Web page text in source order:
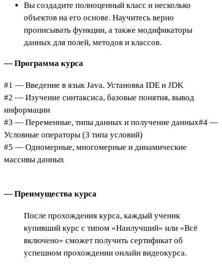
Вы создадите полноценный класс и несколько
объектов на его основе. Научитесь верно
прописывать функции, а также модификаторы
данных для полей, методов и классов.
— Программа курса
#1 — Введение в язык Java. Установка IDE и JDK
#2 — Изучение синтаксиса, базовые понятия, вывод
информации
#3 — Переменные, типы данных и получение данных#4 —
Условные операторы (3 типа условий)
#5 — Одномерные, многомерные и динамические
массивы данных
— Преимущества курса
После прохождения курса, каждый ученик
купивший курс с типом «Наилучший» или «Всё
включено» сможет получить сертификат об
успешном прохождении онлайн видеокурса.